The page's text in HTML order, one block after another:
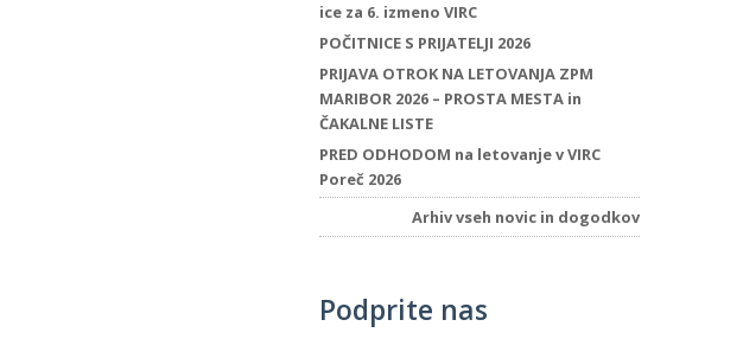
ice za 6. izmeno VIRC
POČITNICE S PRIJATELJI 2026
PRIJAVA OTROK NA LETOVANJA ZPM
MARIBOR 2026 – PROSTA MESTA in
ČAKALNE LISTE
PRED ODHODOM na letovanje v VIRC
Poreč 2026
Arhiv vseh novic in dogodkov
Podprite nas